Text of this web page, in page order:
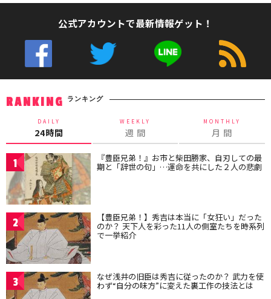
公式アカウントで最新情報ゲット！
RANKING ランキング
DAILY
24時間
WEEKLY
週 間
MONTHLY
月 間
1 『豊臣兄弟！』お市と柴田勝家、自刃しての最
期と「辞世の句」…運命を共にした２人の悲劇
2 【豊臣兄弟！】秀吉は本当に「女狂い」だった
のか？ 天下人を彩った11人の側室たちを時系列
で一挙紹介
3 なぜ浅井の旧臣は秀吉に従ったのか？ 武力を使
わず“自分の味方”に変えた裏工作の技法とは